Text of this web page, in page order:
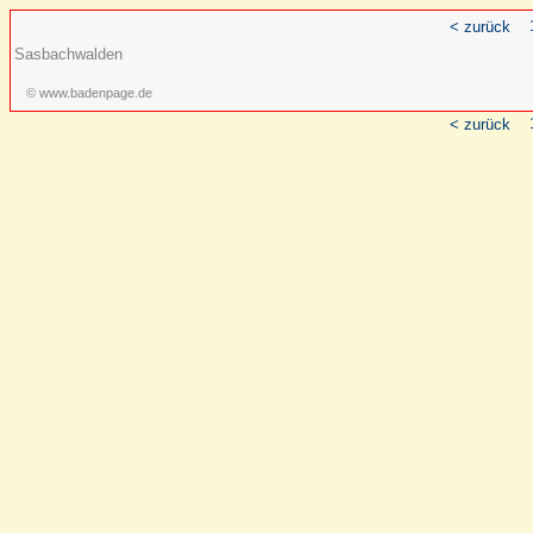
< zurück
Sasbachwalden
© www.badenpage.de
< zurück